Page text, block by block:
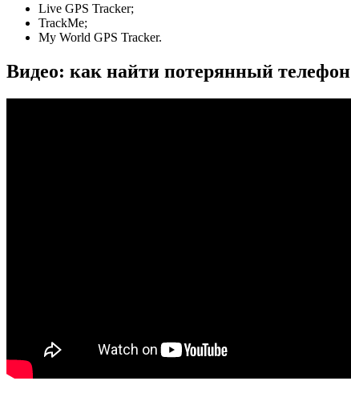
Live GPS Tracker;
TrackMe;
My World GPS Tracker.
Видео: как найти потерянный телефон